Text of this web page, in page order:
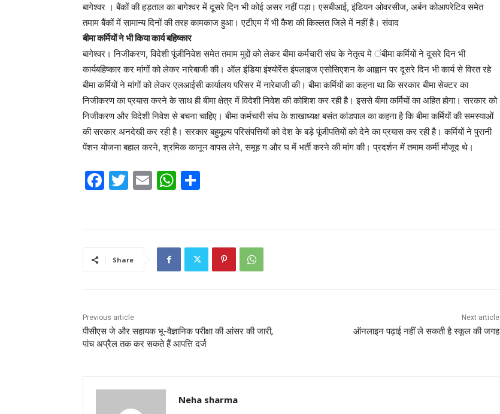
बागेश्वर । बैंकों की हड़ताल का बागेश्वर में दूसरे दिन भी कोई असर नहीं पड़ा। एसबीआई, इंडियन ओवरसीज, अर्बन कोआपरेटिव समेत
तमाम बैंकों में सामान्य दिनों की तरह कामकाज हुआ। एटीएम में भी कैश की किल्लत जिले में नहीं है। संवाद
बीमा कर्मियों ने भी किया कार्य बहिष्कार
बागेश्वर। निजीकरण, विदेशी पूंजीनिवेश समेत तमाम मुद्दों को लेकर बीमा कर्मचारी संघ के नेतृत्व मे ंबीमा कर्मियों ने दूसरे दिन भी
कार्यबहिष्कार कर मांगों को लेकर नारेबाजी की। ऑल इंडिया इंश्योरेंस इंपलाइज एसोसिएशन के आह्वान पर दूसरे दिन भी कार्य से विरत रहे
बीमा कर्मियों ने मांगों को लेकर एलआईसी कार्यालय परिसर में नारेबाजी की। बीमा कर्मियों का कहना था कि सरकार बीमा सेक्टर का
निजीकरण का प्रयास करने के साथ ही बीमा क्षेत्र में विदेशी निवेश की कोशिश कर रही है। इससे बीमा कर्मियों का अहित होगा। सरकार को
निजीकरण और विदेशी निवेश से बचना चाहिए। बीमा कर्मचारी संघ के शाखाध्यक्ष बसंत कांडपाल का कहना है कि बीमा कर्मियों की समस्याओं
की सरकार अनदेखी कर रही है। सरकार बहुमूल्य परिसंपत्तियों को देश के बड़े पूंजीपतियों को देने का प्रयास कर रही है। कर्मियों ने पुरानी
पेंशन योजना बहाल करने, श्रमिक कानून वापस लेने, समूह ग और घ में भर्ती करने की मांग की। प्रदर्शन में तमाम कर्मी मौजूद थे।
F
b
k
T
E
W
A
p
Share
Previous article
पीसीएस जे और सहायक भू-वैज्ञानिक परीक्षा की आंसर की जारी,
पांच अप्रैल तक कर सकते हैं आपत्ति दर्ज
Next article
ऑनलाइन पढ़ाई नहीं ले सकती है स्कूल की जगह
Neha sharma